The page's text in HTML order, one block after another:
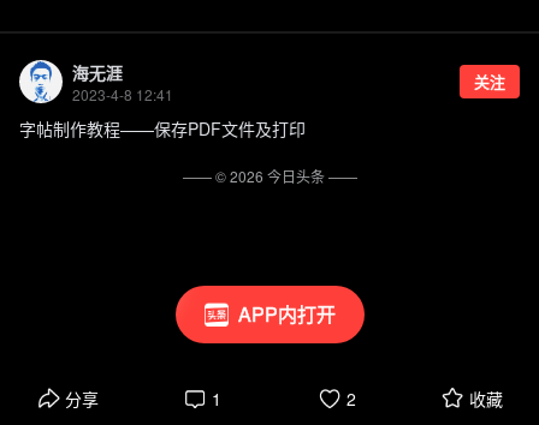
APP内打开
海无涯
2023-4-8 12:41
关注
字帖制作教程——保存PDF文件及打印
分享 1 2 收藏
—— ©2026 今日头条——